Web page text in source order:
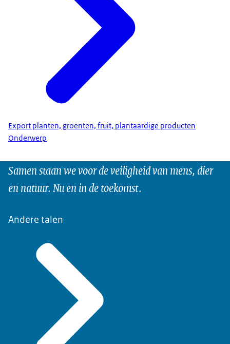
Export planten, groenten, fruit, plantaardige producten
Onderwerp
Samen staan we voor de veiligheid van mens, dier
en natuur. Nu en in de toekomst.
Andere talen